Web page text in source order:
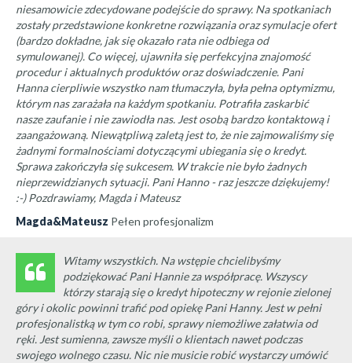
niesamowicie zdecydowane podejście do sprawy. Na spotkaniach
zostały przedstawione konkretne rozwiązania oraz symulacje ofert
(bardzo dokładne, jak się okazało rata nie odbiega od
symulowanej). Co więcej, ujawniła się perfekcyjna znajomość
procedur i aktualnych produktów oraz doświadczenie. Pani
Hanna cierpliwie wszystko nam tłumaczyła, była pełna optymizmu,
którym nas zarażała na każdym spotkaniu. Potrafiła zaskarbić
nasze zaufanie i nie zawiodła nas. Jest osobą bardzo kontaktową i
zaangażowaną. Niewątpliwą zaletą jest to, że nie zajmowaliśmy się
żadnymi formalnościami dotyczącymi ubiegania się o kredyt.
Sprawa zakończyła się sukcesem. W trakcie nie było żadnych
nieprzewidzianych sytuacji. Pani Hanno - raz jeszcze dziękujemy!
:-) Pozdrawiamy, Magda i Mateusz
Magda&Mateusz Pełen profesjonalizm
Witamy wszystkich. Na wstępie chcielibyśmy
podziękować Pani Hannie za współpracę. Wszyscy
którzy starają się o kredyt hipoteczny w rejonie zielonej
góry i okolic powinni trafić pod opiekę Pani Hanny. Jest w pełni
profesjonalistką w tym co robi, sprawy niemożliwe załatwia od
ręki. Jest sumienna, zawsze myśli o klientach nawet podczas
swojego wolnego czasu. Nic nie musicie robić wystarczy umówić